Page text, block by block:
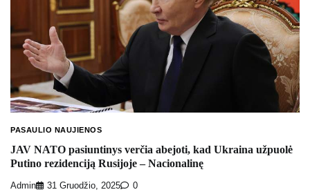
PASAULIO NAUJIENOS
JAV NATO pasiuntinys verčia abejoti, kad Ukraina užpuolė
Putino rezidenciją Rusijoje – Nacionalinę
Admin 31 Gruodžio, 2025 0